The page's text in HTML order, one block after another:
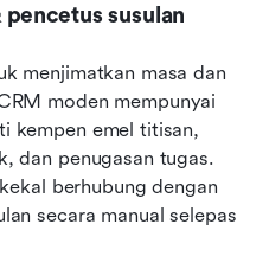
susulan
menjimatkan masa dan
kempen emel titisan,
dan penugasan tugas.
berhubung dengan
secara manual selepas